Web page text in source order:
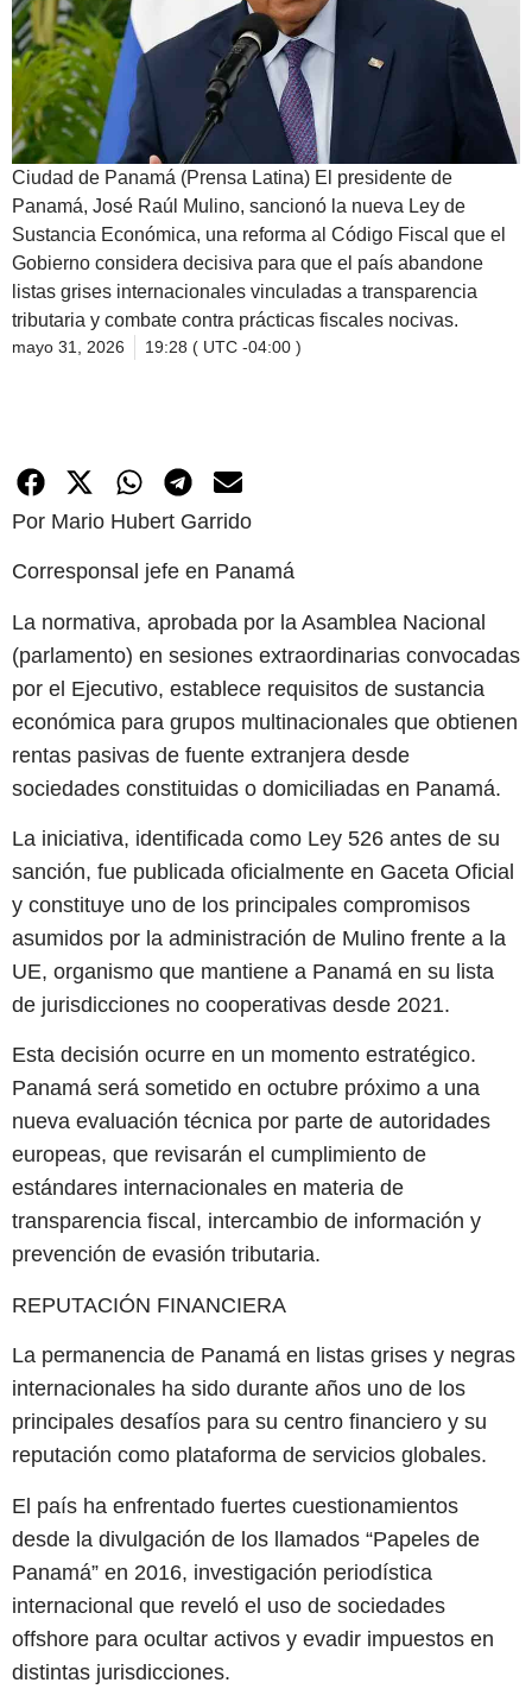
Ciudad de Panamá (Prensa Latina) El presidente de
Panamá, José Raúl Mulino, sancionó la nueva Ley de
Sustancia Económica, una reforma al Código Fiscal que el
Gobierno considera decisiva para que el país abandone
listas grises internacionales vinculadas a transparencia
tributaria y combate contra prácticas fiscales nocivas.
mayo 31, 2026 19:28 ( UTC -04:00 )
Por Mario Hubert Garrido
Corresponsal jefe en Panamá
La normativa, aprobada por la Asamblea Nacional
(parlamento) en sesiones extraordinarias convocadas
por el Ejecutivo, establece requisitos de sustancia
económica para grupos multinacionales que obtienen
rentas pasivas de fuente extranjera desde
sociedades constituidas o domiciliadas en Panamá.
La iniciativa, identificada como Ley 526 antes de su
sanción, fue publicada oficialmente en Gaceta Oficial
y constituye uno de los principales compromisos
asumidos por la administración de Mulino frente a la
UE, organismo que mantiene a Panamá en su lista
de jurisdicciones no cooperativas desde 2021.
Esta decisión ocurre en un momento estratégico.
Panamá será sometido en octubre próximo a una
nueva evaluación técnica por parte de autoridades
europeas, que revisarán el cumplimiento de
estándares internacionales en materia de
transparencia fiscal, intercambio de información y
prevención de evasión tributaria.
REPUTACIÓN FINANCIERA
La permanencia de Panamá en listas grises y negras
internacionales ha sido durante años uno de los
principales desafíos para su centro financiero y su
reputación como plataforma de servicios globales.
El país ha enfrentado fuertes cuestionamientos
desde la divulgación de los llamados “Papeles de
Panamá” en 2016, investigación periodística
internacional que reveló el uso de sociedades
offshore para ocultar activos y evadir impuestos en
distintas jurisdicciones.